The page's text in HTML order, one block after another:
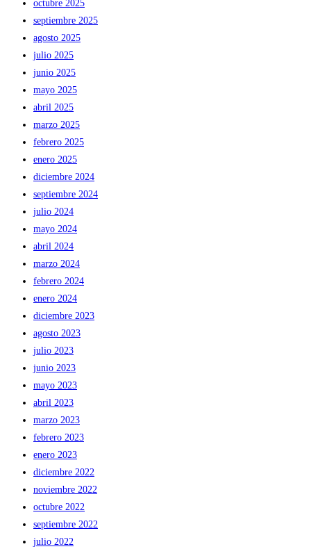
octubre 2025
septiembre 2025
agosto 2025
julio 2025
junio 2025
mayo 2025
abril 2025
marzo 2025
febrero 2025
enero 2025
diciembre 2024
septiembre 2024
julio 2024
mayo 2024
abril 2024
marzo 2024
febrero 2024
enero 2024
diciembre 2023
agosto 2023
julio 2023
junio 2023
mayo 2023
abril 2023
marzo 2023
febrero 2023
enero 2023
diciembre 2022
noviembre 2022
octubre 2022
septiembre 2022
julio 2022